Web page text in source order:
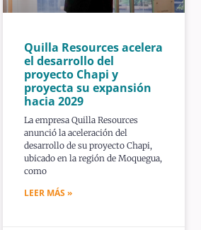
Quilla Resources acelera
el desarrollo del
proyecto Chapi y
proyecta su expansión
hacia 2029
La empresa Quilla Resources
anunció la aceleración del
desarrollo de su proyecto Chapi,
ubicado en la región de Moquegua,
como
LEER MÁS »